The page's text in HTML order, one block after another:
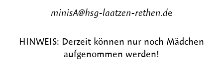
minisA@hsg-laatzen-rethen.de
HINWEIS: Derzeit können nur noch Mädchen
aufgenommen werden!